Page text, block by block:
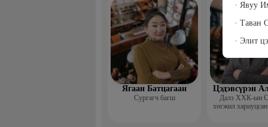
· Явуу
· Таван
· Элит
сургагч
Ягаан Батцагаан
Сургагч багш
Цэдэвсүрэн
Далз ХХК-ын
хөгжил